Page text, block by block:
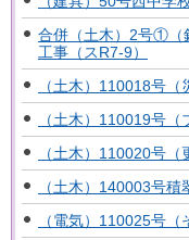
合併（土木）2号①（
工事（スR7-9）
（土木）110018号
（土木）110019号
（土木）110020号
（土木）140003号
（電気）110025号